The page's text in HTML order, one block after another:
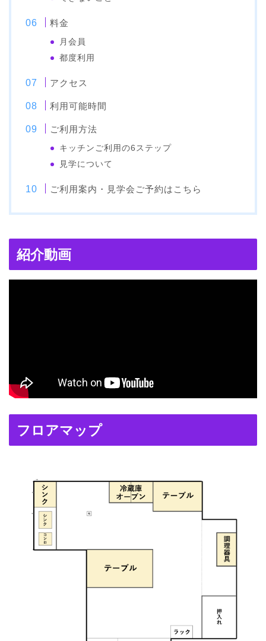
料金
月会員
都度利用
アクセス
利用可能時間
ご利用方法
キッチンご利用の6ステップ
見学について
ご利用案内・見学会ご予約はこちら
紹介動画
フロアマップ